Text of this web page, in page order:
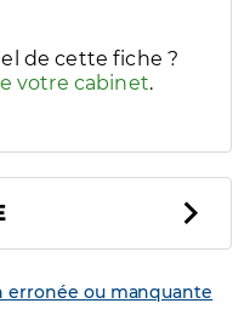
besoins
de cette fiche ?
votre cabinet.
ou manquante